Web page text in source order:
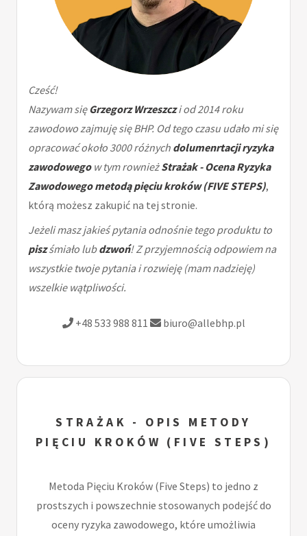
Cześć!
Nazywam sięGrzegorz Wrzeszczi od 2014 roku
zawodowo zajmuję się BHP. Od tego czasu udało mi się
opracować około 3000 różnych dolumenrtacji ryzyka
zawodowegow tym rownieżStrażak - Ocena Ryzyka
Zawodowego metodą pięciu kroków (FIVE STEPS),
którą możesz zakupić na tej stronie.
Jeżeli masz jakieś pytania odnośnie tego produktu to
piszśmiało lubdzwoń! Z przyjemnością odpowiem na
wszystkie twoje pytania i rozwieję (mam nadzieję)
wszelkie wątpliwości.
+48 533 988 811 biuro@allebhp.pl
STRAŻAK - OPIS METODY
PIĘCIU KROKÓW (FIVE STEPS)
Metoda Pięciu Kroków (Five Steps) to jedno z
prostszych i powszechnie stosowanych podejść do
oceny ryzyka zawodowego, które umożliwia